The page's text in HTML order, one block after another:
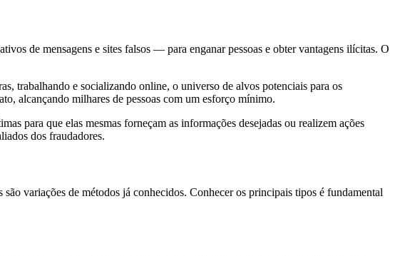
de mensagens e sites falsos — para enganar pessoas e obter vantagens ilícitas. O
trabalhando e socializando online, o universo de alvos potenciais para os
alcançando milhares de pessoas com um esforço mínimo.
para que elas mesmas forneçam as informações desejadas ou realizem ações
dos fraudadores.
variações de métodos já conhecidos. Conhecer os principais tipos é fundamental